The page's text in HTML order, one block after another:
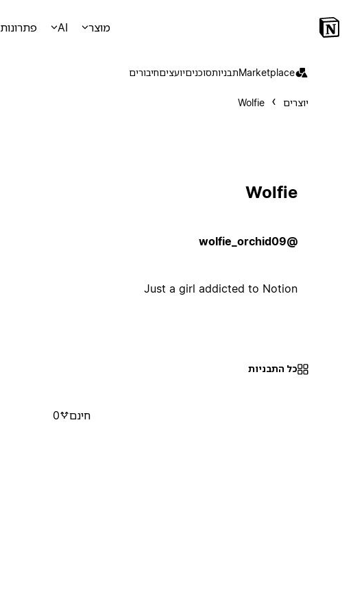
מוצר AI פתרונות
Marketplaceתבניותסוכניםיועציםחיבורים
יוצרים Wolfie
Wolfie
@wolfie_orchid09
Just a girl addicted to Notion
כל התבניות
חינם 0